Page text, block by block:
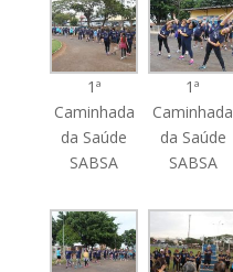
1ª
Caminhada
da Saúde
SABSA
1ª
Caminhada
da Saúde
SABSA